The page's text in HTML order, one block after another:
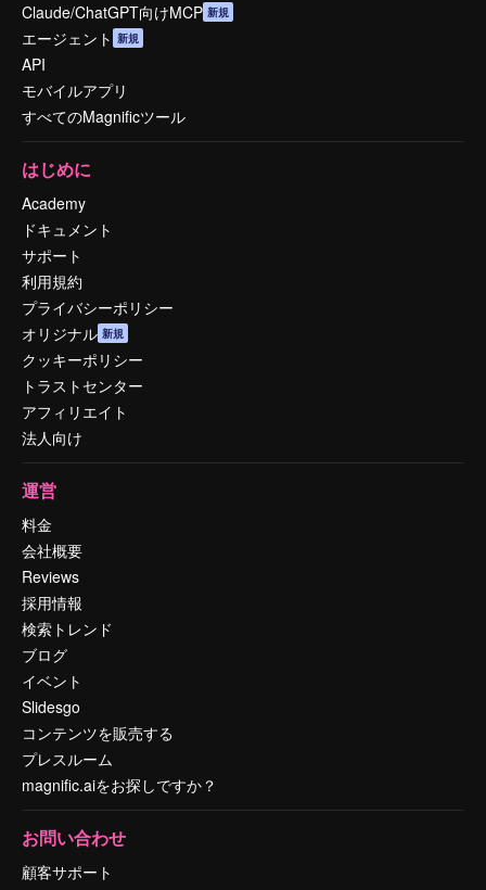
Claude/ChatGPT向けMCP 新規
エージェント 新規
API
モバイルアプリ
すべてのMagnificツール
はじめに
Academy
ドキュメント
サポート
利用規約
プライバシーポリシー
オリジナル 新規
クッキーポリシー
トラストセンター
アフィリエイト
法人向け
運営
料金
会社概要
Reviews
採用情報
検索トレンド
ブログ
イベント
Slidesgo
コンテンツを販売する
プレスルーム
magnific.aiをお探しですか？
お問い合わせ
顧客サポート